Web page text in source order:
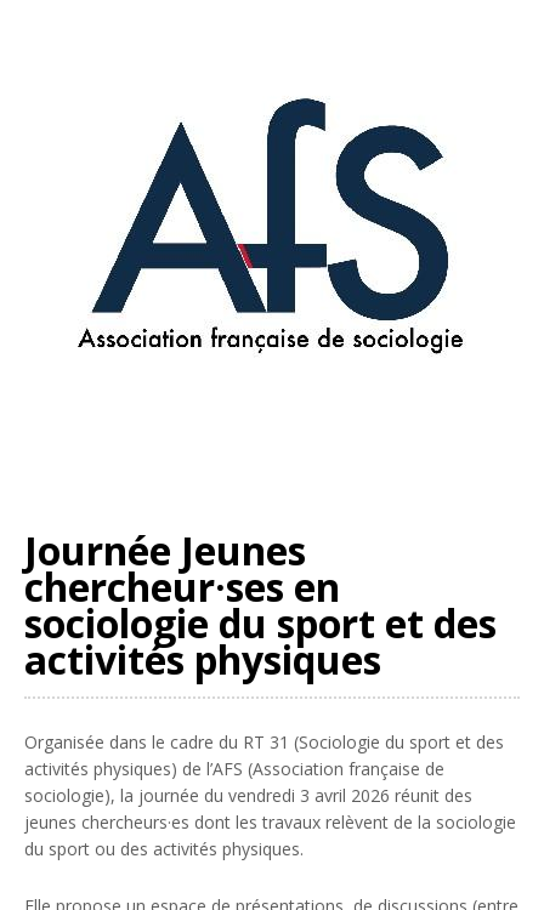
Journée Jeunes
chercheur·ses en
sociologie du sport et des
activités physiques
Organisée dans le cadre du RT 31 (Sociologie du sport et des
activités physiques) de l’AFS (Association française de
sociologie), la journée du vendredi 3 avril 2026 réunit des
jeunes chercheurs·es dont les travaux relèvent de la sociologie
du sport ou des activités physiques.